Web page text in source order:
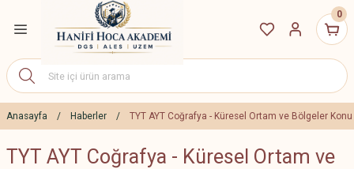
0
Anasayfa Haberler TYT AYT Coğrafya - Küresel Ortam ve Bölgeler
TYT AYT Coğrafya - Küresel Ortam ve
Geri Dön
Eğitim Paketleri
Eğitim Paketleri